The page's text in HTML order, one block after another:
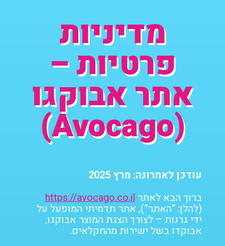
מדיניות
פרטיות –
אתר אבוקגו
(Avocago)
עודכן לאחרונה: מרץ 2025
ברוך הבא לאתרhttps://avocago.co.il
(להלן: “האתר”), אתר תדמיתי המופעל על
ידי גרנות – לצורך הצגת המוצר אבוקגו,
אבוקדו בשל ישירות מהחקלאים.